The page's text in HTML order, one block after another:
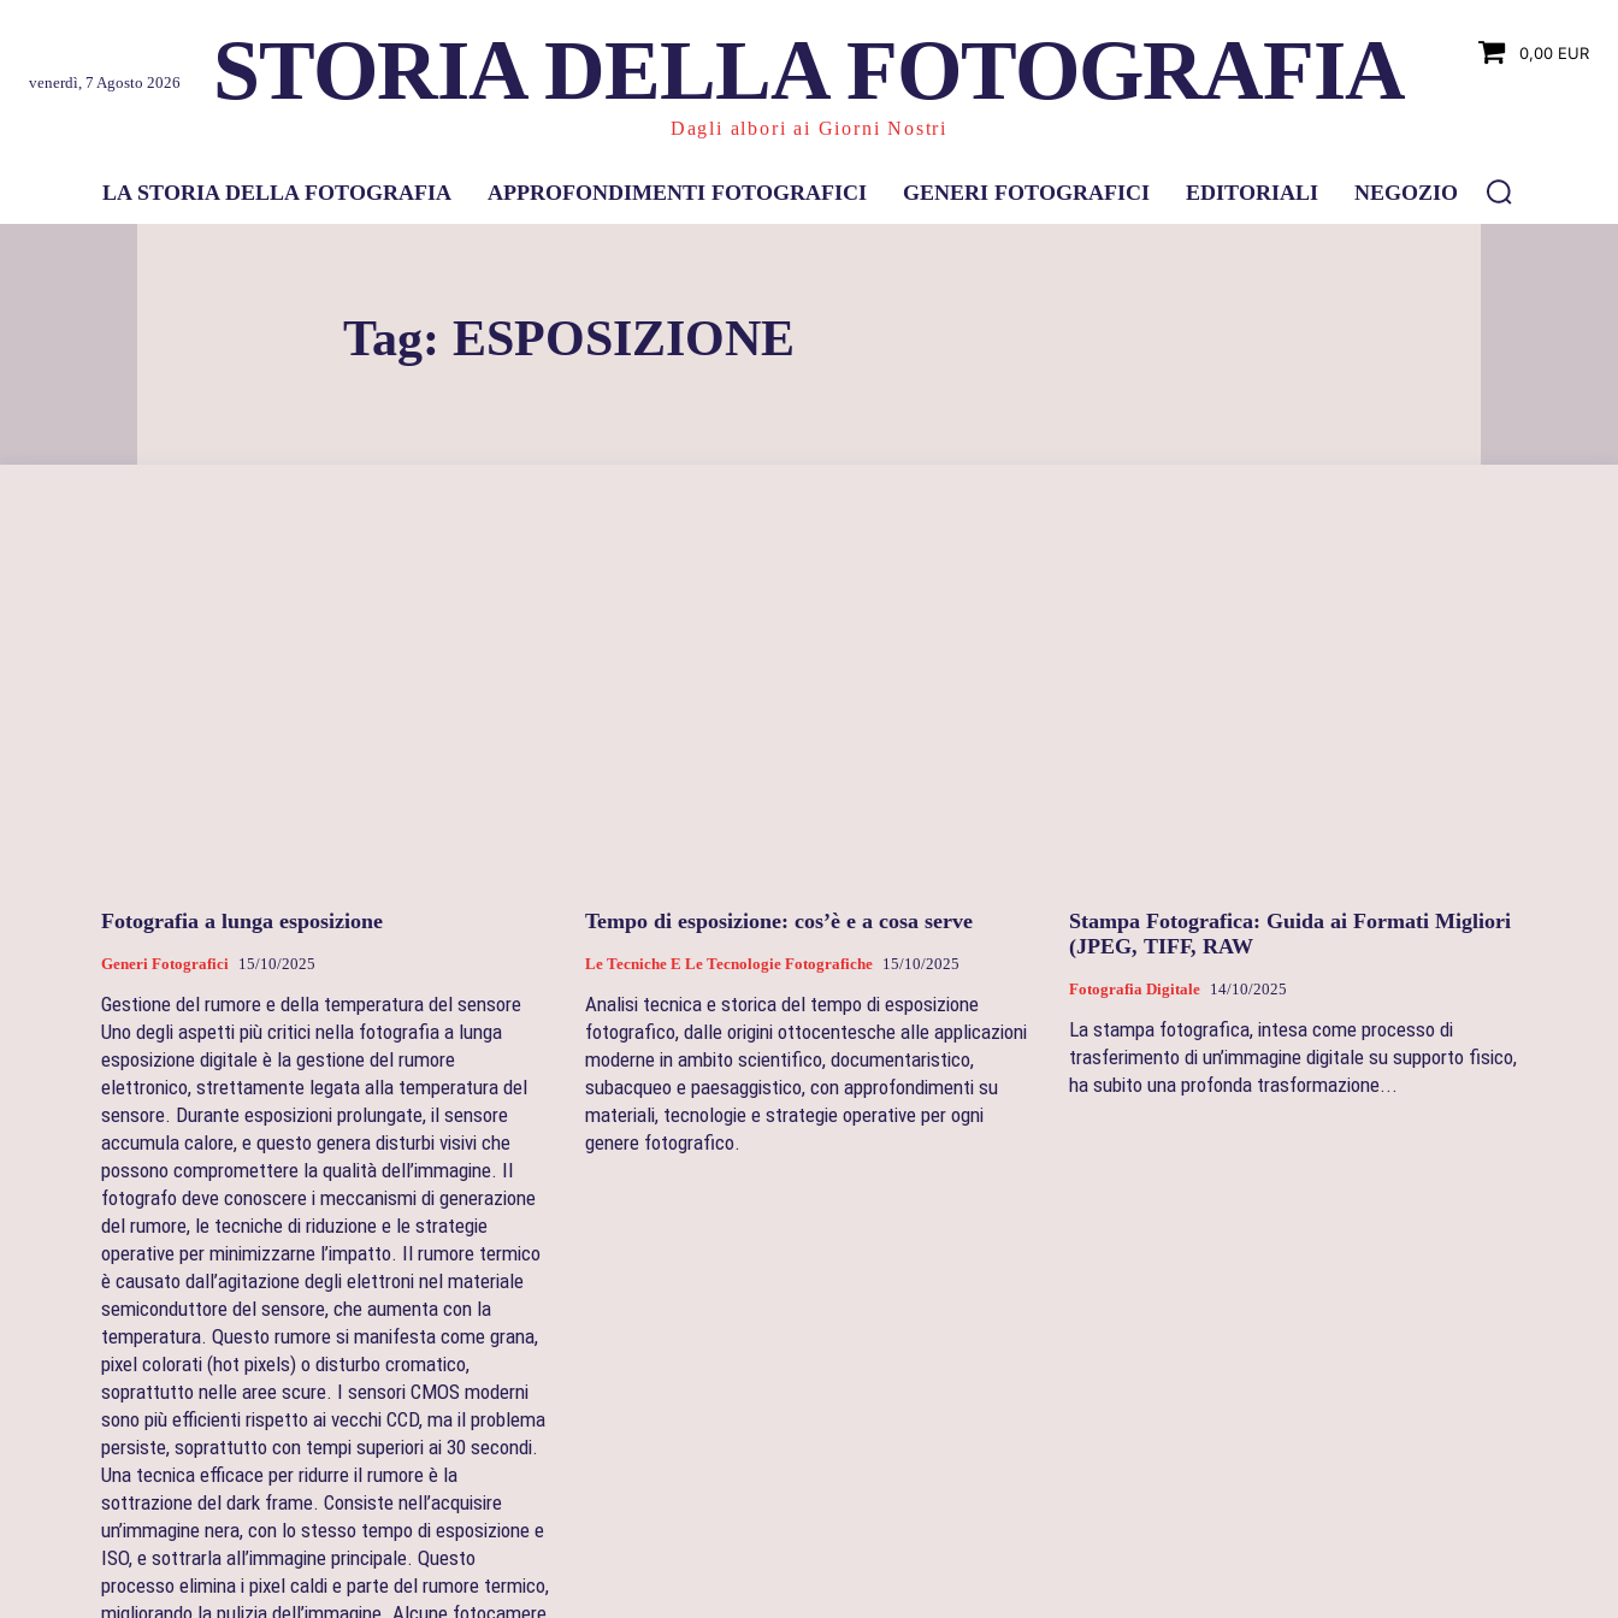
venerdì, 7 Agosto 2026 STORIA DELLA FOTOGRAFIA
Dagli albori ai Giorni Nostri
0,00 EUR
LA STORIA DELLA FOTOGRAFIA APPROFONDIMENTI FOTOGRAFICI GENERI FOTOGRAFICI EDITORIALI NEGOZIO
Tag:ESPOSIZIONE
Fotografia a lunga esposizione
Generi Fotografici 15/10/2025
Gestione del rumore e della temperatura del sensore
Uno degli aspetti più critici nella fotografia a lunga
esposizione digitale è la gestione del rumore
elettronico, strettamente legata alla temperatura del
sensore. Durante esposizioni prolungate, il sensore
accumula calore, e questo genera disturbi visivi che
possono compromettere la qualità dell’immagine. Il
fotografo deve conoscere i meccanismi di generazione
del rumore, le tecniche di riduzione e le strategie
operative per minimizzarne l’impatto. Il rumore termico
è causato dall’agitazione degli elettroni nel materiale
semiconduttore del sensore, che aumenta con la
temperatura. Questo rumore si manifesta come grana,
pixel colorati (hot pixels) o disturbo cromatico,
soprattutto nelle aree scure. I sensori CMOS moderni
sono più efficienti rispetto ai vecchi CCD, ma il problema
persiste, soprattutto con tempi superiori ai 30 secondi.
Una tecnica efficace per ridurre il rumore è la
sottrazione del dark frame. Consiste nell’acquisire
un’immagine nera, con lo stesso tempo di esposizione e
ISO, e sottrarla all’immagine principale. Questo
processo elimina i pixel caldi e parte del rumore termico,
Tempo di esposizione: cos’è e a cosa serve
Le Tecniche E Le Tecnologie Fotografiche 15/10/2025
Analisi tecnica e storica del tempo di esposizione
fotografico, dalle origini ottocentesche alle applicazioni
moderne in ambito scientifico, documentaristico,
subacqueo e paesaggistico, con approfondimenti su
materiali, tecnologie e strategie operative per ogni
genere fotografico.
Stampa Fotografica: Guida ai Formati Migliori
(JPEG, TIFF, RAW
Fotografia Digitale 14/10/2025
La stampa fotografica, intesa come processo di
trasferimento di un’immagine digitale su supporto fisico,
ha subito una profonda trasformazione...